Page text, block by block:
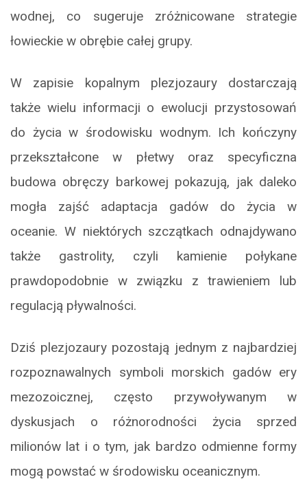
wodnej, co sugeruje zróżnicowane strategie
łowieckie w obrębie całej grupy.
W zapisie kopalnym plezjozaury dostarczają
także wielu informacji o ewolucji przystosowań
do życia w środowisku wodnym. Ich kończyny
przekształcone w płetwy oraz specyficzna
budowa obręczy barkowej pokazują, jak daleko
mogła zajść adaptacja gadów do życia w
oceanie. W niektórych szczątkach odnajdywano
także gastrolity, czyli kamienie połykane
prawdopodobnie w związku z trawieniem lub
regulacją pływalności.
Dziś plezjozaury pozostają jednym z najbardziej
rozpoznawalnych symboli morskich gadów ery
mezozoicznej, często przywoływanym w
dyskusjach o różnorodności życia sprzed
milionów lat i o tym, jak bardzo odmienne formy
mogą powstać w środowisku oceanicznym.